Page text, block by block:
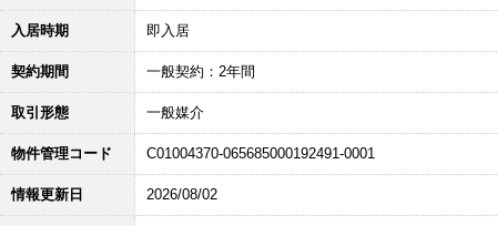
入居時期 即入居
契約期間 一般契約：2年間
取引形態 一般媒介
物件管理コード C01004370-065685000192491-0001
情報更新日 2026/08/02